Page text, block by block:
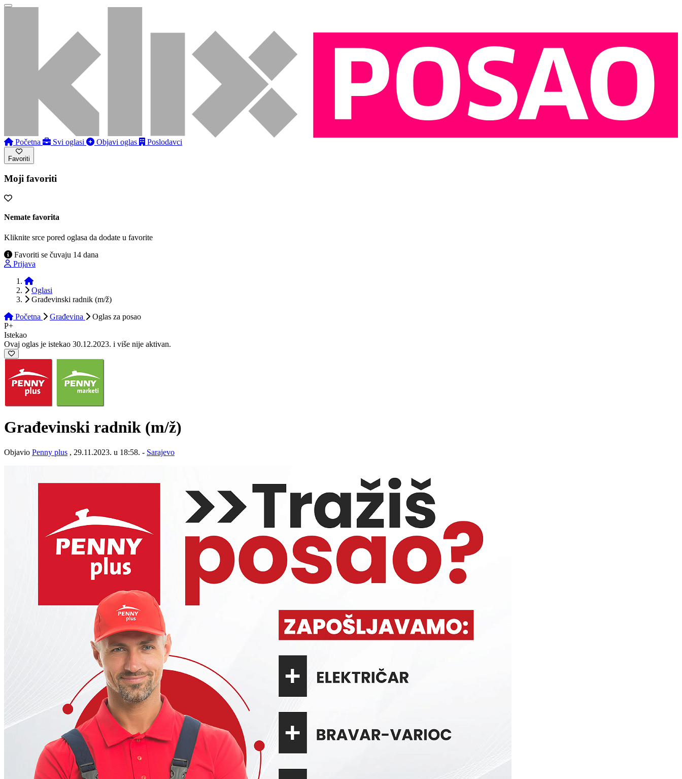
Početna Svi oglasi Objavi oglas Poslodavci
Favoriti
Moji favoriti
Nemate favorita
Kliknite srce pored oglasa da dodate u favorite
Favoriti se čuvaju 14 dana
Prijava
Početna
Oglasi
Građevinski radnik (m/ž)
Početna
Građevina Oglas za posao
P+
Istekao
Ovaj oglas je istekao 30.12.2023. i više nije aktivan.
Građevinski radnik (m/ž)
Objavio Penny plus , 29.11.2023. u 18:58. - Sarajevo